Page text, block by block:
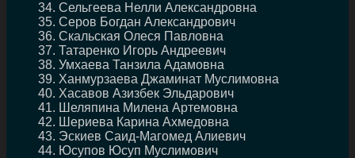
Сельгеева Нелли Александровна
Серов Богдан Александрович
Скальская Олеся Павловна
Татаренко Игорь Андреевич
Умхаева Танзила Адамовна
Ханмурзаева Джаминат Муслимовна
Хасавов Азизбек Эльдарович
Шеляпина Милена Артемовна
Шериева Карина Ахмедовна
Эскиев Саид-Магомед Алиевич
Юсупов Юсуп Муслимович